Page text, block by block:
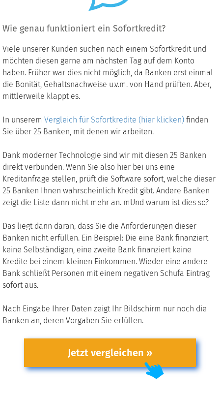
Wie genau funktioniert ein Sofortkredit?
Viele unserer Kunden suchen nach einem Sofortkredit und
möchten diesen gerne am nächsten Tag auf dem Konto
haben. Früher war dies nicht möglich, da Banken erst einmal
die Bonität, Gehaltsnachweise u.v.m. von Hand prüften. Aber,
mittlerweile klappt es.
In unserem Vergleich für Sofortkredite (hier klicken) finden
Sie über 25 Banken, mit denen wir arbeiten.
Dank moderner Technologie sind wir mit diesen 25 Banken
direkt verbunden. Wenn Sie also hier bei uns eine
Kreditanfrage stellen, prüft die Software sofort, welche dieser
25 Banken Ihnen wahrscheinlich Kredit gibt. Andere Banken
zeigt die Liste dann nicht mehr an. mUnd warum ist dies so?
Das liegt dann daran, dass Sie die Anforderungen dieser
Banken nicht erfüllen. Ein Beispiel: Die eine Bank finanziert
keine Selbständigen, eine zweite Bank finanziert keine
Kredite bei einem kleinen Einkommen. Wieder eine andere
Bank schließt Personen mit einem negativen Schufa Eintrag
sofort aus.
Nach Eingabe Ihrer Daten zeigt Ihr Bildschirm nur noch die
Banken an, deren Vorgaben Sie erfüllen.
Jetzt vergleichen »